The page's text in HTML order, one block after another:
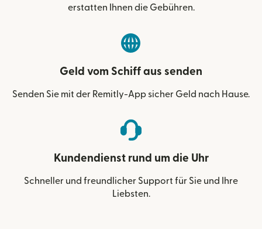
erstatten Ihnen die Gebühren.
Geld vom Schiff aus senden
Senden Sie mit der Remitly-App sicher Geld nach Hause.
Kundendienst rund um die Uhr
Schneller und freundlicher Support für Sie und Ihre
Liebsten.